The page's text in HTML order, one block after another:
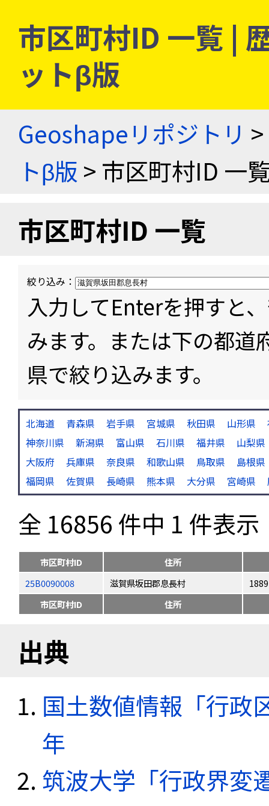
市区町村ID 一覧 |
ットβ版
Geoshapeリポジトリ >
トβ版 > 市区町村ID 一
市区町村ID 一覧
絞り込み：
入力してEnterを押すと
みます。または下の都道
県で絞り込みます。
北海道 青森県 岩手県 宮城県 秋田県 山形県
神奈川県
新潟県 富山県 石川県 福井県
山梨県
大阪府
兵庫県 奈良県 和歌山県 鳥取県
島根県
福岡県
佐賀県 長崎県 熊本県 大分県 宮崎県
全 16856 件中 1 件表示
市区町村ID
住所
25B0090008
滋賀県坂田郡息長村
市区町村ID
住所
出典
国土数値情報「行政
年
筑波大学「行政界変